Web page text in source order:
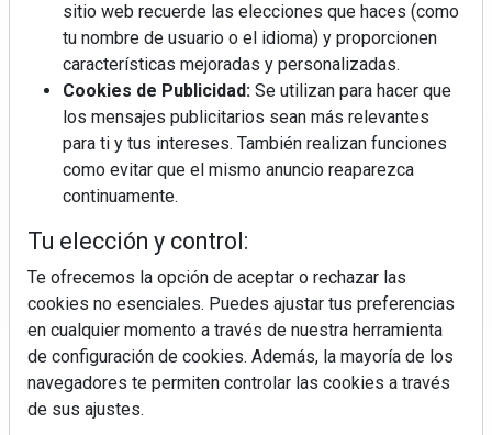
Regístrate y accede a contenidos
Correo electrónico
sitio web recuerde las elecciones que haces (como
tu nombre de usuario o el idioma) y proporcionen
características mejoradas y personalizadas.
Cookies de Publicidad: Se utilizan para hacer que
los mensajes publicitarios sean más relevantes
para ti y tus intereses. También realizan funciones
como evitar que el mismo anuncio reaparezca
continuamente.
Tu elección y control:
Te ofrecemos la opción de aceptar o rechazar las
cookies no esenciales. Puedes ajustar tus preferencias
en cualquier momento a través de nuestra herramienta
de configuración de cookies. Además, la mayoría de los
navegadores te permiten controlar las cookies a través
de sus ajustes.